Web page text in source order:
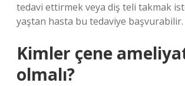
tedavi ettirmek veya diş teli takmak
yaştan hasta bu tedaviye başvurabilir.
Kimler çene
olmalı?